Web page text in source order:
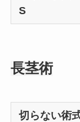
S
長茎術
切らない術